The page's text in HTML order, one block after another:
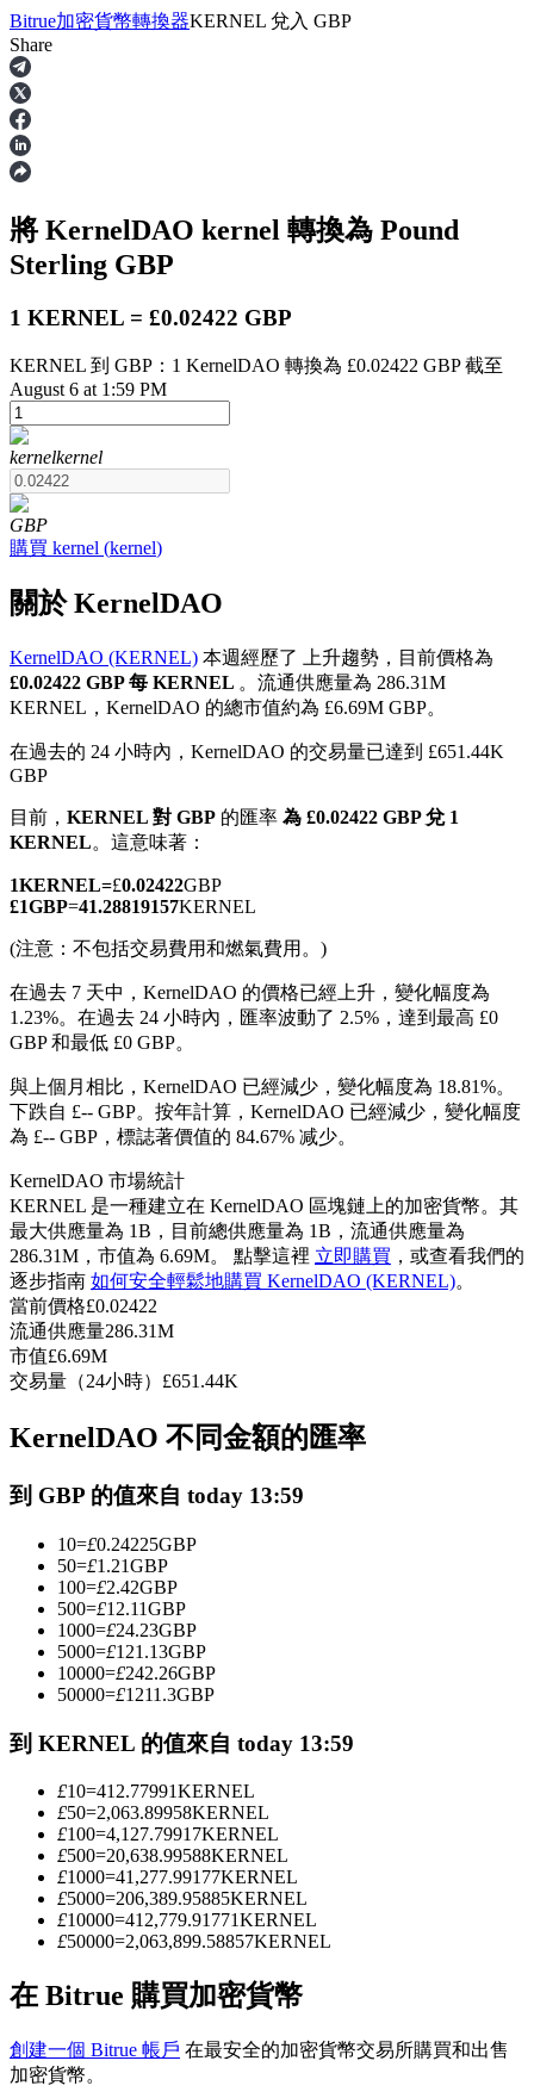
合約
USDT永續
多種以USDT結算的永續合約
幣本位永續
以數字貨幣為保證金的永續合約
TradFi
美股、外匯、貴金屬及大宗商品衍生性商品
USDC永續
多種以USDC結算的永續合約
跟單
與頂尖交易專家同行
成為跟單交易員
包含交易情況等的大數據分析
Bitrue加密貨幣轉換器KERNEL 兌入 GBP
Share
將 KernelDAO kernel 轉換為 Pound
Sterling GBP
1 KERNEL = £0.02422 GBP
KERNEL 到 GBP：1 KernelDAO 轉換為 £0.02422 GBP 截至
August 6 at 1:59 PM
kernelkernel
GBP
購買 kernel (kernel)
關於 KernelDAO
KernelDAO (KERNEL) 本週經歷了 上升趨勢，目前價格為
£0.02422 GBP 每 KERNEL 。流通供應量為 286.31M
KERNEL，KernelDAO 的總市值約為 £6.69M GBP。
在過去的 24 小時內，KernelDAO 的交易量已達到 £651.44K
GBP
目前， KERNEL 對 GBP 的匯率 為 £0.02422 GBP 兌 1
KERNEL。這意味著：
1KERNEL=£0.02422GBP
£1GBP=41.28819157KERNEL
(注意：不包括交易費用和燃氣費用。)
在過去 7 天中，KernelDAO 的價格已經上升，變化幅度為
1.23%。 在過去 24 小時內，匯率波動了 2.5%，達到最高 £0
GBP 和最低 £0 GBP。
與上個月相比，KernelDAO 已經減少，變化幅度為 18.81%。
下跌自 £-- GBP。 按年計算，KernelDAO 已經減少，變化幅度
為 £-- GBP，標誌著價值的 84.67% 减少。
KernelDAO 市場統計
KERNEL 是一種建立在 KernelDAO 區塊鏈上的加密貨幣。其
最大供應量為 1B，目前總供應量為 1B，流通供應量為
286.31M，市值為 6.69M。 點擊這裡 立即購買 ，或查看我們的
逐步指南 如何安全輕鬆地購買 KernelDAO (KERNEL)。
當前價格£0.02422
流通供應量286.31M
市值£6.69M
交易量（24小時） £651.44K
KernelDAO 不同金額的匯率
到 GBP 的值來自 today 13:59
10=£0.24225GBP
50=£1.21GBP
100=£2.42GBP
500=£12.11GBP
1000=£24.23GBP
5000=£121.13GBP
10000=£242.26GBP
50000=£1211.3GBP
到 KERNEL 的值來自 today 13:59
£10=412.77991KERNEL
£50=2,063.89958KERNEL
£100=4,127.79917KERNEL
£500=20,638.99588KERNEL
£1000=41,277.99177KERNEL
£5000=206,389.95885KERNEL
£10000=412,779.91771KERNEL
£50000=2,063,899.58857KERNEL
在 Bitrue 購買加密貨幣
創建一個 Bitrue 帳戶 在最安全的加密貨幣交易所購買和出售
加密貨幣。